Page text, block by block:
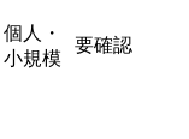
個人・
小規模
要確認